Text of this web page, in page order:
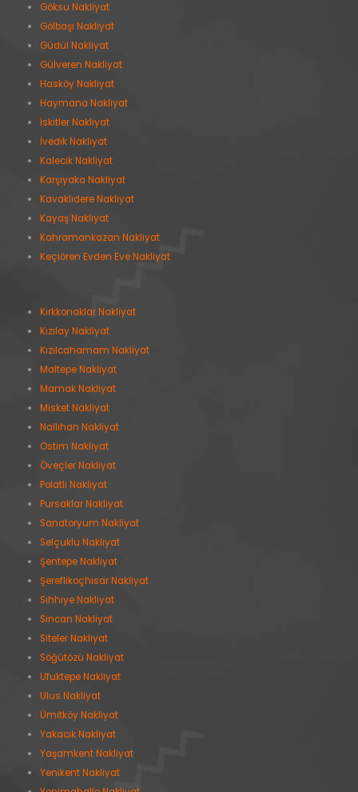
Göksu Nakliyat
Gölbaşı Nakliyat
Güdül Nakliyat
Gülveren Nakliyat
Hasköy Nakliyat
Haymana Nakliyat
İskitler Nakliyat
İvedik Nakliyat
Kalecik Nakliyat
Karşıyaka Nakliyat
Kavaklıdere Nakliyat
Kayaş Nakliyat
Kahramankazan Nakliyat
Keçiören Evden Eve Nakliyat
Kırkkonaklar Nakliyat
Kızılay Nakliyat
Kızılcahamam Nakliyat
Maltepe Nakliyat
Mamak Nakliyat
Misket Nakliyat
Nallıhan Nakliyat
Ostim Nakliyat
Öveçler Nakliyat
Polatlı Nakliyat
Pursaklar Nakliyat
Sanatoryum Nakliyat
Selçuklu Nakliyat
Şentepe Nakliyat
Şereflikoçhisar Nakliyat
Sıhhıye Nakliyat
Sincan Nakliyat
Siteler Nakliyat
Söğütözü Nakliyat
Ufuktepe Nakliyat
Ulus Nakliyat
Ümitköy Nakliyat
Yakacık Nakliyat
Yaşamkent Nakliyat
Yenikent Nakliyat